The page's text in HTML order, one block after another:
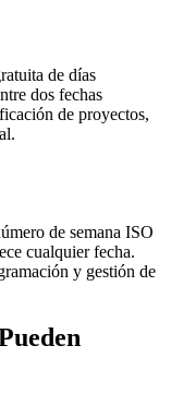
de días
dos fechas
de proyectos,
de semana ISO
cualquier fecha.
y gestión de